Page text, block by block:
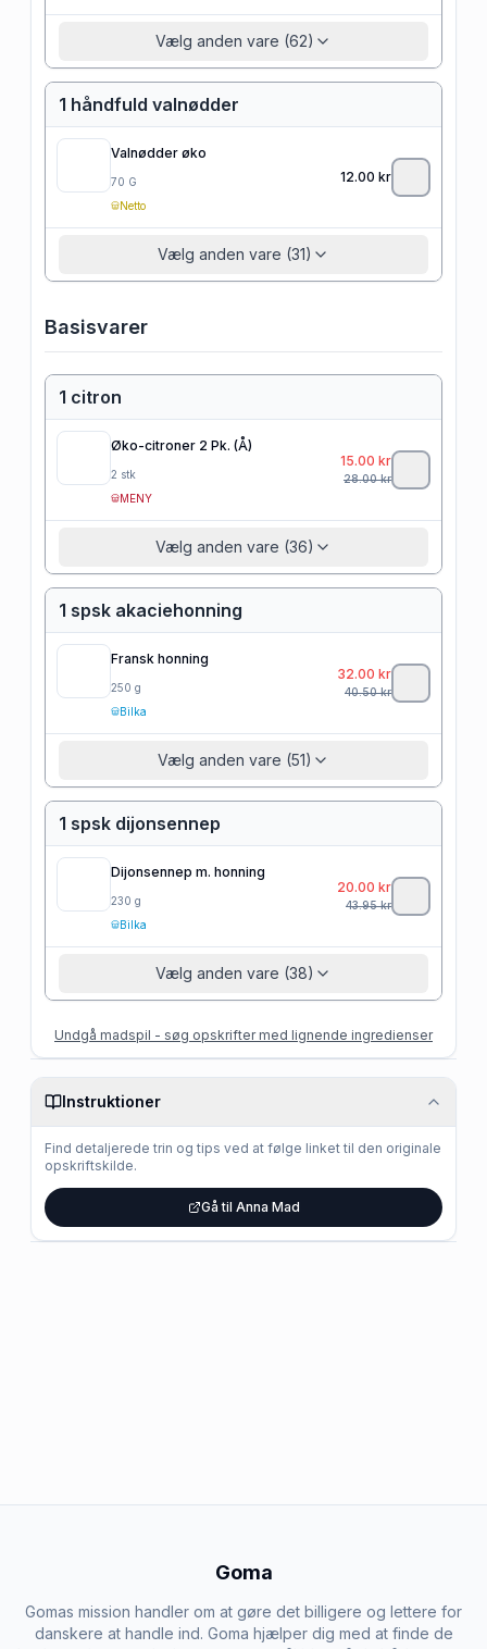
Vælg anden vare (62)
1 håndfuld valnødder
Valnødder øko
70 G
Netto
12.00 kr
Vælg anden vare (31)
Basisvarer
1 citron
Øko-citroner 2 Pk. (Å)
2 stk
MENY
15.00 kr
28.00kr
Vælg anden vare (36)
1 spsk akaciehonning
Fransk honning
250 g
Bilka
32.00 kr
40.50kr
Vælg anden vare (51)
1 spsk dijonsennep
Dijonsennep m. honning
230 g
Bilka
20.00 kr
43.95kr
Vælg anden vare (38)
Undgå madspil - søg opskrifter med lignende ingredienser
Instruktioner
Find detaljerede trin og tips ved at følge linket til den originale
opskriftskilde.
Gå til Anna Mad
Goma
Gomas mission handler om at gøre det billigere og lettere for
danskere at handle ind. Goma hjælper dig med at finde de